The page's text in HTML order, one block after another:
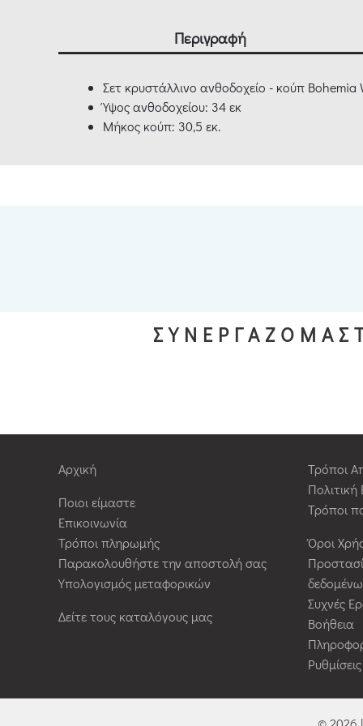
Περιγραφή
Σετ κρυστάλλινο ανθοδοχείο - κούπ Bohemia
Ύψος ανθοδοχείου: 34 εκ
Μήκος κούπ: 30,5 εκ.
Αρχική
Ποιοι είμαστε
Επικοινωνία
Τρόποι πληρωμής
Παρακολουθήστε την αποστολή σας
Υπολογισμός μεταφορικών
Δείτε τους καταλόγους μας
Τρόποι
Τρόποι
Όροι
Συχνές
Βοήθεια